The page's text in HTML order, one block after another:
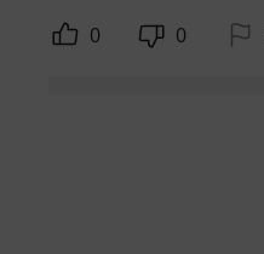
0 0